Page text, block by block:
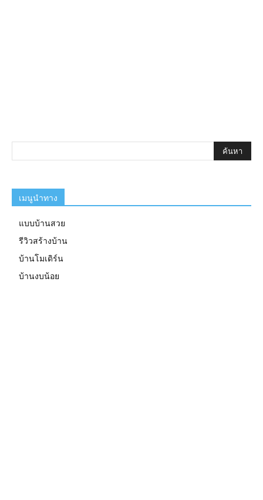
เมนูนำทาง
แบบบ้านสวย
รีวิวสร้างบ้าน
บ้านโมเดิร์น
บ้านงบน้อย